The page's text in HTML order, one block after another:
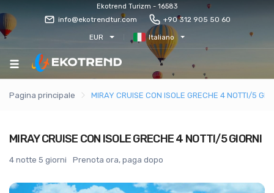
Ekotrend Turizm - 16583
info@ekotrendtur.com +90 312 905 50 60
EUR Italiano
Pagina principale MIRAY CRUISE CON ISOLE GRECHE 4 NOTTI/5
MIRAY CRUISE CON ISOLE GRECHE 4 NOTTI/5 GIORNI
4 notte 5 giorni Prenota ora, paga dopo